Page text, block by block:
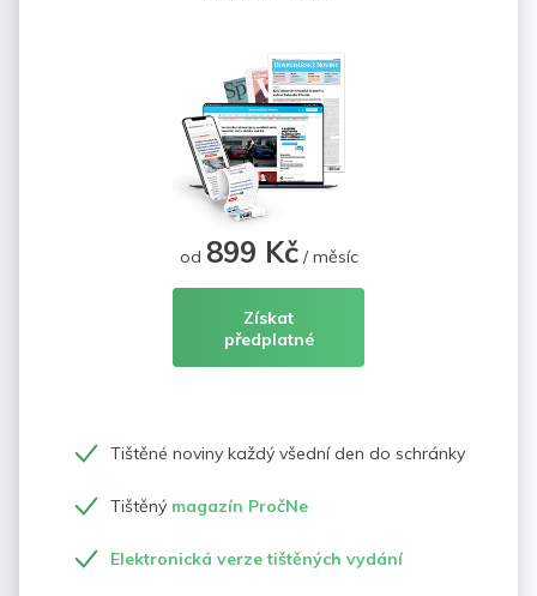
od 899 Kč/ měsíc
Získat
předplatné
Tištěné noviny každý všední den do schránky
Tištěný magazín PročNe
Elektronická verze tištěných vydání